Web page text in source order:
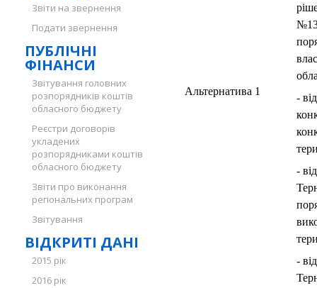
Звіти на звернення
Подати звернення
ПУБЛІЧНІ
ФІНАНСИ
Звітування головних
розпорядників коштів
обласного бюджету
Реєстри договорів
укладених
розпорядниками коштів
обласного бюджету
Звіти про виконання
регіональних програм
Звітування
ВІДКРИТІ ДАНІ
2015 рік
2016 рік
Альтернатива 1
-
-
-